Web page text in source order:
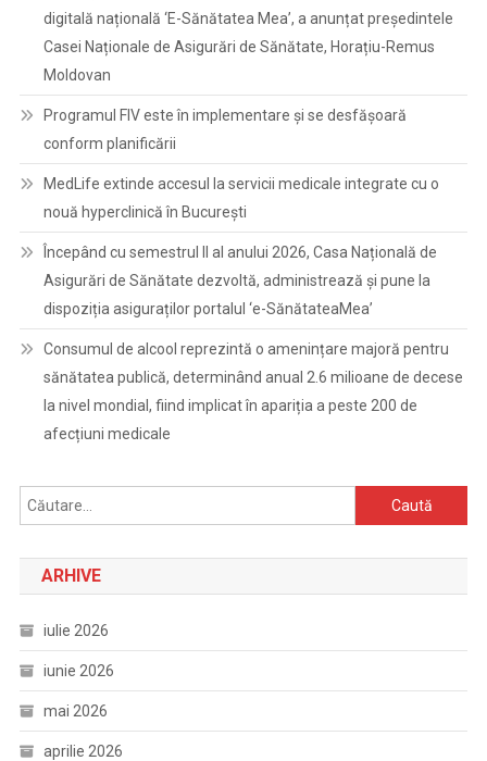
digitală națională ‘E-Sănătatea Mea’, a anunțat președintele
Casei Naționale de Asigurări de Sănătate, Horațiu-Remus
Moldovan
Programul FIV este în implementare și se desfășoară
conform planificării
MedLife extinde accesul la servicii medicale integrate cu o
nouă hyperclinică în București
Începând cu semestrul II al anului 2026, Casa Națională de
Asigurări de Sănătate dezvoltă, administrează și pune la
dispoziția asiguraților portalul ‘e-SănătateaMea’
Consumul de alcool reprezintă o amenințare majoră pentru
sănătatea publică, determinând anual 2.6 milioane de decese
la nivel mondial, fiind implicat în apariția a peste 200 de
afecțiuni medicale
Caută
după:
ARHIVE
iulie 2026
iunie 2026
mai 2026
aprilie 2026